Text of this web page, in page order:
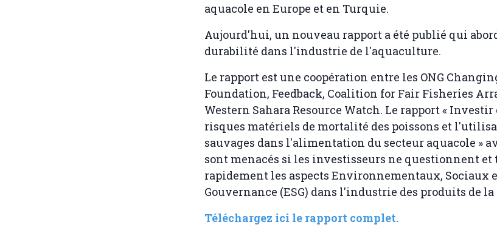
aquacole en Europe et en Turquie.
Aujourd'hui, un nouveau rapport a été publié qui
durabilité dans l'industrie de l'aquaculture.
Le rapport est une coopération entre les ONG
Foundation, Feedback, Coalition for Fair Fisheries
Western Sahara Resource Watch. Le rapport «
risques matériels de mortalité des poissons et
sauvages dans l'alimentation du secteur aquacole »
sont menacés si les investisseurs ne questionnent et
rapidement les aspects Environnementaux, Sociaux
Gouvernance (ESG) dans l'industrie des produits de la
Téléchargez ici le rapport complet.